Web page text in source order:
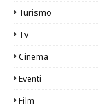
Turismo
Tv
Cinema
Eventi
Film